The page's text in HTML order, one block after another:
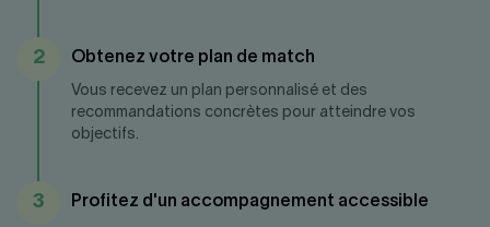
2 Obtenez votre plan de match
Vous recevez un plan personnalisé et des
recommandations concrètes pour atteindre vos
objectifs.
3 Profitez d'un accompagnement accessible